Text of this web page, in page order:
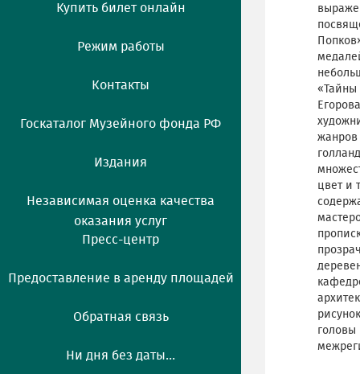
Купить билет онлайн
Режим работы
Контакты
Госкаталог Музейного фонда РФ
Издания
Независимая оценка качества
оказания услуг
Пресс-центр
Предоставление в аренду площадей
Обратная связь
Ни дня без даты...
«Тайны
жанров
цвет и
головы